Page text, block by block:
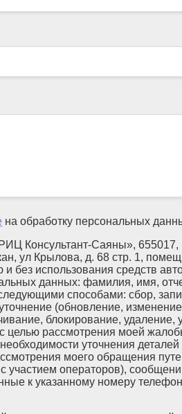
на обработку персональных
Консультант-Саяны», 655017,
ул Крылова, д. 68 стр. 1,
без использования средств
данных: фамилия, имя,
способами: сбор,
(обновление,
блокирование, удаление,
целью рассмотрения моей
уточнения
моего обращения
участием операторов),
к указанному номеру